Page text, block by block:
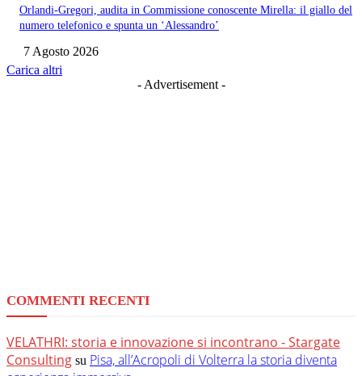
Orlandi-Gregori, audita in Commissione conoscente Mirella: il giallo del
numero telefonico e spunta un ‘Alessandro’
7 Agosto 2026
Carica altri
- Advertisement -
COMMENTI RECENTI
VELATHRI: storia e innovazione si incontrano - Stargate
Consulting su Pisa, all’Acropoli di Volterra la storia diventa